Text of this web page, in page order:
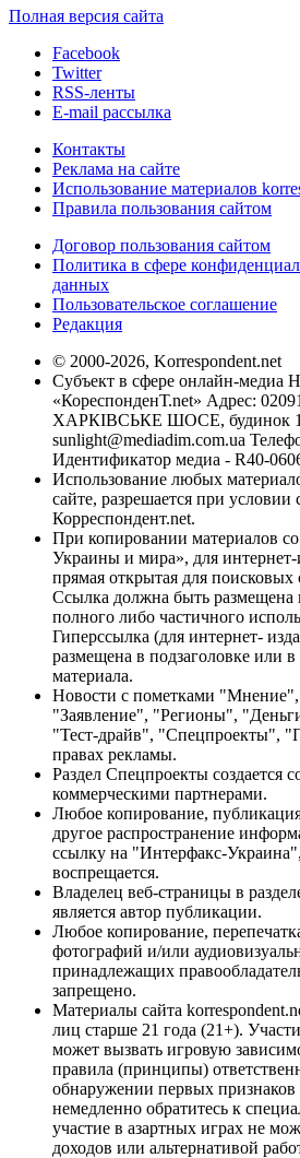
Полная версия сайта
Facebook
Twitter
RSS-ленты
E-mail рассылка
Контакты
Реклама на сайте
Использование материалов
Правила пользования сайтом
Договор пользования сайтом
Политика в сфере
данных
Пользовательское соглашение
Редакция
© 2000-2026, Korrespondent.net
Субъект в сфере онлайн-медиа
«КореспонденТ.net» Адрес:
ХАРКІВСЬКЕ ШОСЕ, будинок
sunlight@mediadim.com.ua
Идентификатор медиа - R40-
Использование любых
сайте, разрешается при условии
Корреспондент.net.
При копировании материалов
Украины и мира», для интернет-
прямая открытая для поисковых
Ссылка должна быть размещена
полного либо частичного
Гиперссылка (для интернет-
размещена в подзаголовке или в
материала.
Новости с пометками
"Заявление", "Регионы",
"Тест-драйв", "Спецпроекты",
правах рекламы.
Раздел Спецпроекты создается
коммерческими партнерами.
Любое копирование,
другое распространение
ссылку на "Интерфакс-
воспрещается.
Владелец веб-страницы в
является автор публикации.
Любое копирование,
фотографий и/или
принадлежащих
запрещено.
Материалы сайта
лиц старше 21 года (21+).
может вызвать игровую
правила (принципы)
обнаружении первых признаков
немедленно обратитесь к
участие в азартных играх не
доходов или альтернативой